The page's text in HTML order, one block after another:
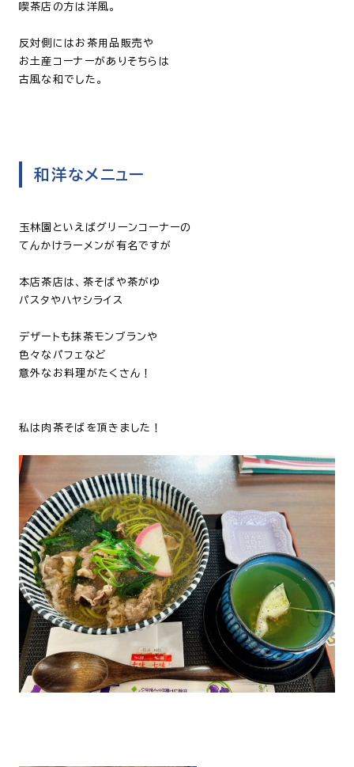
喫茶店の方は洋風。
反対側にはお茶用品販売や
お土産コーナーがありそちらは
古風な和でした。
和洋なメニュー
玉林園といえばグリーンコーナーの
てんかけラーメンが有名ですが
本店茶店は、茶そばや茶がゆ
パスタやハヤシライス
デザートも抹茶モンブランや
色々なパフェなど
意外なお料理がたくさん！
私は肉茶そばを頂きました！